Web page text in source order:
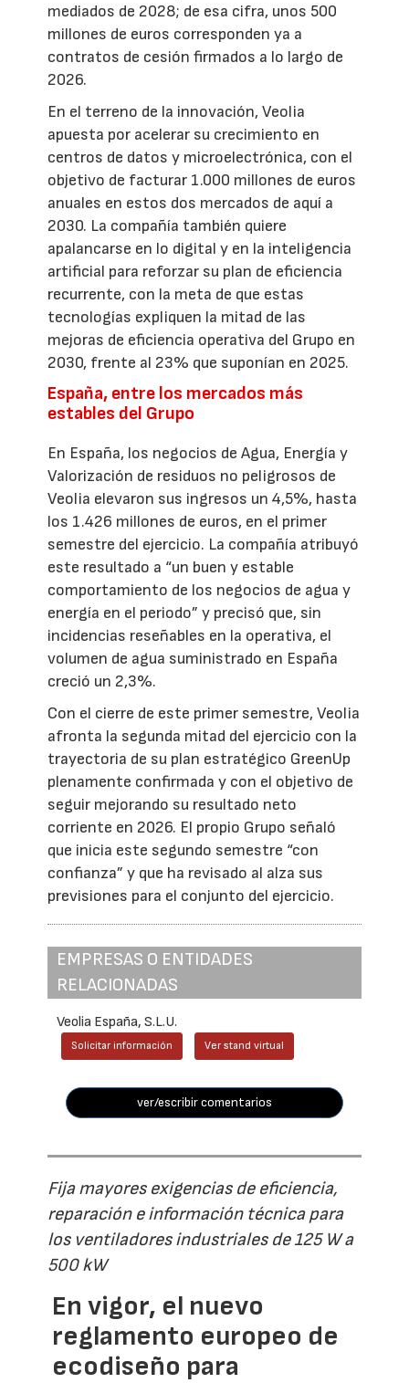
mediados de 2028; de esa cifra, unos 500
millones de euros corresponden ya a
contratos de cesión firmados a lo largo de
2026.
En el terreno de la innovación, Veolia
apuesta por acelerar su crecimiento en
centros de datos y microelectrónica, con el
objetivo de facturar 1.000 millones de euros
anuales en estos dos mercados de aquí a
2030. La compañía también quiere
apalancarse en lo digital y en la inteligencia
artificial para reforzar su plan de eficiencia
recurrente, con la meta de que estas
tecnologías expliquen la mitad de las
mejoras de eficiencia operativa del Grupo en
2030, frente al 23% que suponían en 2025.
España, entre los mercados más
estables del Grupo
En España, los negocios de Agua, Energía y
Valorización de residuos no peligrosos de
Veolia elevaron sus ingresos un 4,5%, hasta
los 1.426 millones de euros, en el primer
semestre del ejercicio. La compañía atribuyó
este resultado a “un buen y estable
comportamiento de los negocios de agua y
energía en el periodo” y precisó que, sin
incidencias reseñables en la operativa, el
volumen de agua suministrado en España
creció un 2,3%.
Con el cierre de este primer semestre, Veolia
afronta la segunda mitad del ejercicio con la
trayectoria de su plan estratégico GreenUp
plenamente confirmada y con el objetivo de
seguir mejorando su resultado neto
corriente en 2026. El propio Grupo señaló
que inicia este segundo semestre “con
confianza” y que ha revisado al alza sus
previsiones para el conjunto del ejercicio.
EMPRESAS O ENTIDADES
RELACIONADAS
Veolia España, S.L.U.
Solicitar información Ver stand virtual
ver/escribir comentarios
Fija mayores exigencias de eficiencia,
reparación e información técnica para
los ventiladores industriales de 125 W a
500 kW
En vigor, el nuevo
reglamento europeo de
ecodiseño para